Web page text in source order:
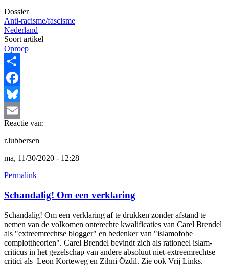
Dossier
Anti-racisme/fascisme
Nederland
Soort artikel
Oproep
Share
Facebook
Bluesky
Email
Reactie van:
r.lubbersen
ma, 11/30/2020 - 12:28
Permalink
Schandalig! Om een verklaring
Schandalig! Om een verklaring af te drukken zonder afstand te
nemen van de volkomen onterechte kwalificaties van Carel Brendel
als "extreemrechtse blogger" en bedenker van "islamofobe
complottheorien". Carel Brendel bevindt zich als rationeel islam-
criticus in het gezelschap van andere absoluut niet-extreemrechtse
critici als Leon Korteweg en Zihni Özdil. Zie ook Vrij Links.